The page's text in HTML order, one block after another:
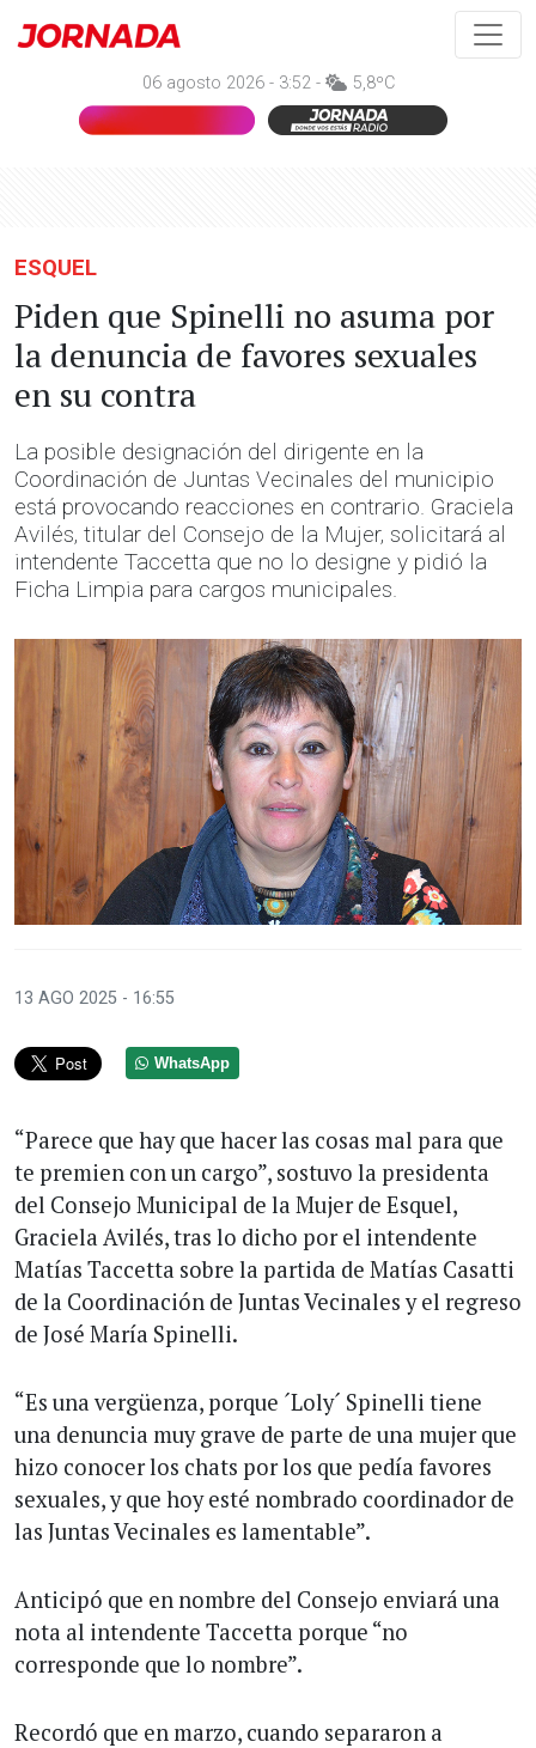
06 agosto 2026 - 3:52 - 5,8ºC
ESQUEL
Piden que Spinelli no asuma por
la denuncia de favores sexuales
en su contra
La posible designación del dirigente en la
Coordinación de Juntas Vecinales del municipio
está provocando reacciones en contrario. Graciela
Avilés, titular del Consejo de la Mujer, solicitará al
intendente Taccetta que no lo designe y pidió la
Ficha Limpia para cargos municipales.
13 AGO 2025 - 16:55
WhatsApp
“Parece que hay que hacer las cosas mal para que
te premien con un cargo”, sostuvo la presidenta
del Consejo Municipal de la Mujer de Esquel,
Graciela Avilés, tras lo dicho por el intendente
Matías Taccetta sobre la partida de Matías Casatti
de la Coordinación de Juntas Vecinales y el regreso
de José María Spinelli.
“Es una vergüenza, porque ´Loly´ Spinelli tiene
una denuncia muy grave de parte de una mujer que
hizo conocer los chats por los que pedía favores
sexuales, y que hoy esté nombrado coordinador de
las Juntas Vecinales es lamentable”.
Anticipó que en nombre del Consejo enviará una
nota al intendente Taccetta porque “no
corresponde que lo nombre”.
Recordó que en marzo, cuando separaron a